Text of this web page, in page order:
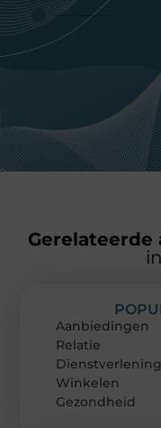
Gerelateerde
Aanbiedingen
Relatie
Dienstverlening
Winkelen
Gezondheid